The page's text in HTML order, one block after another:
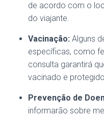
de acordo com o
do viajante.
Vacinação: Alguns
específicas, como
consulta garantirá
vacinado e
Prevenção de
informarão sobre